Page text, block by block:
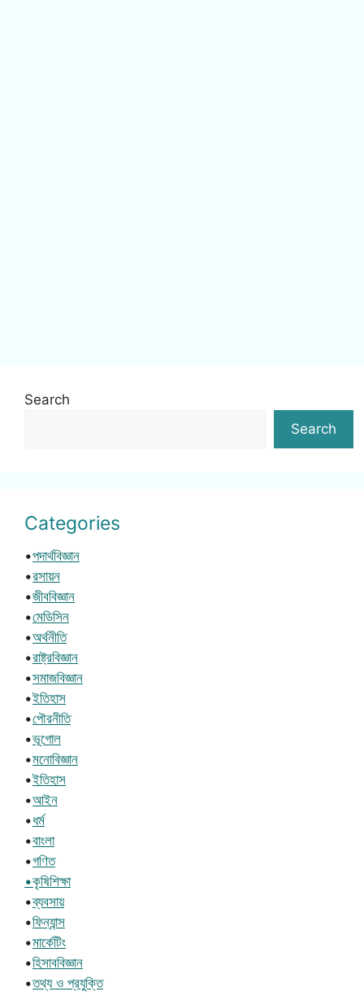
Search
Search
Categories
•পদার্থবিজ্ঞান
•রসায়ন
•জীববিজ্ঞান
•মেডিসিন
•অর্থনীতি
•রাষ্ট্রবিজ্ঞান
•সমাজবিজ্ঞান
•ইতিহাস
•পৌরনীতি
•ভূগোল
•মনোবিজ্ঞান
•ইতিহাস
•আইন
•ধর্ম
•বাংলা
•গণিত
•কৃষিশিক্ষা
•ব্যবসায়
•ফিন্যান্স
•মার্কেটিং
•হিসাববিজ্ঞান
•তথ্য ও প্রযুক্তি